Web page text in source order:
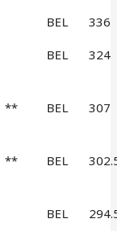
BEL 336
BEL 324
** BEL 307
** BEL
BEL